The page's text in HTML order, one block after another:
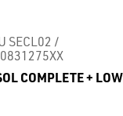
SECL02 /
COMPLETE + LOW